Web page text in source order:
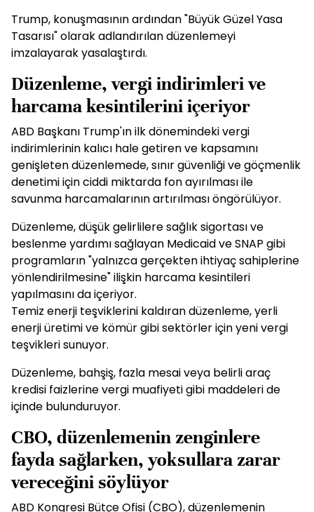
Trump, konuşmasının ardından "Büyük Güzel Yasa
Tasarısı" olarak adlandırılan düzenlemeyi
imzalayarak yasalaştırdı.
Düzenleme, vergi indirimleri ve
harcama kesintilerini içeriyor
ABD Başkanı Trump'ın ilk dönemindeki vergi
indirimlerinin kalıcı hale getiren ve kapsamını
genişleten düzenlemede, sınır güvenliği ve göçmenlik
denetimi için ciddi miktarda fon ayırılması ile
savunma harcamalarının artırılması öngörülüyor.
Düzenleme, düşük gelirlilere sağlık sigortası ve
beslenme yardımı sağlayan Medicaid ve SNAP gibi
programların "yalnızca gerçekten ihtiyaç sahiplerine
yönlendirilmesine" ilişkin harcama kesintileri
yapılmasını da içeriyor.
Temiz enerji teşviklerini kaldıran düzenleme, yerli
enerji üretimi ve kömür gibi sektörler için yeni vergi
teşvikleri sunuyor.
Düzenleme, bahşiş, fazla mesai veya belirli araç
kredisi faizlerine vergi muafiyeti gibi maddeleri de
içinde bulunduruyor.
CBO, düzenlemenin zenginlere
fayda sağlarken, yoksullara zarar
vereceğini söylüyor
ABD Kongresi Bütçe Ofisi (CBO), düzenlemenin